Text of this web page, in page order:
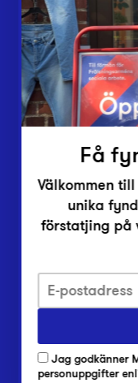
Vårt
Om Myrorna
Lediga jobb
Pressrum
Integritetsskyddspolicy
Har du frågor om
Har du frågor om vår
Vanliga frågor om
Få
Välkommen
unika
förstatjing på
Jag godkänner
personuppgifter